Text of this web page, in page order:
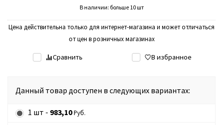
В наличии: больше 10 шт
Цена действительна только для интернет-магазина и может отличаться
от цен в розничных магазинах
Сравнить В избранное
Данный товар доступен в следующих вариантах:
1 шт - 983,10Руб.